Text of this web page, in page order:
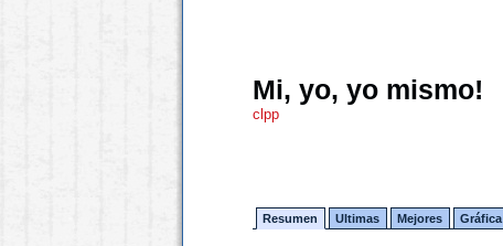
Mi, yo, yo mismo!
clpp
Resumen Ultimas Mejores Gráfica